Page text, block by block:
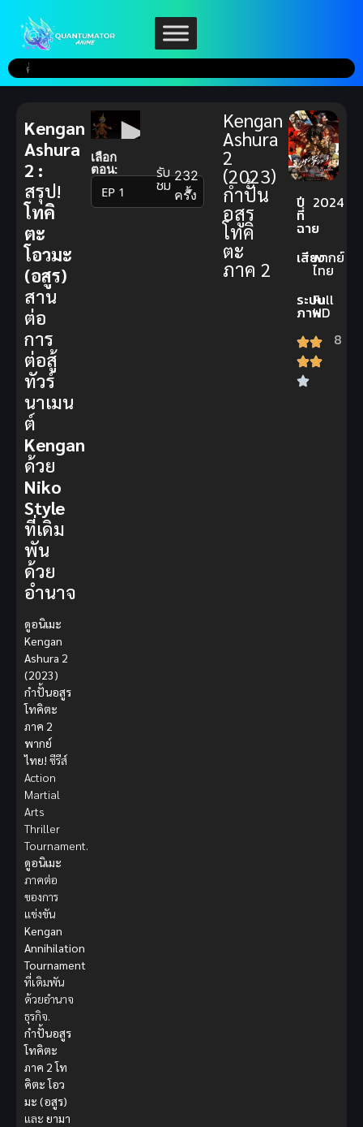
เลือก
ตอน:
▼
รับ
ชม 232
ครั้ง
Kengan
Ashura
2
(2023)
กำปั้น
อสูร
โทคิ
ตะ
ภาค 2
ปี
ที่
ฉาย
2024
เสียงพากย์
ไทย
ระบบ
ภาพ
Full
HD
8
Kengan
Ashura
2 :
สรุป!
โทคิ
ตะ
โอวมะ
(อสูร)
สาน
ต่อ
การ
ต่อสู้
ทัวร์
นาเมน
ต์
Kengan
ด้วย
Niko
Style
ที่เดิม
พัน
ด้วย
อำนาจ
ดูอนิเมะ
Kengan
Ashura 2
(2023)
กำปั้นอสูร
โทคิตะ
ภาค 2
พากย์
ไทย! ซีรีส์
Action
Martial
Arts
Thriller
Tournament.
ดูอนิเมะ
ภาคต่อ
ของการ
แข่งขัน
Kengan
Annihilation
Tournament
ที่เดิมพัน
ด้วยอำนาจ
ธุรกิจ.
กำปั้นอสูร
โทคิตะ
ภาค 2 โท
คิตะ โอว
มะ (อสูร)
และ ยามา